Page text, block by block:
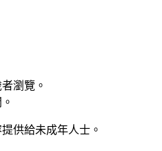
瀏覽。
供給未成年人士。